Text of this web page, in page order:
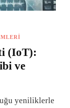
(IoT):
ve
yeniliklerle